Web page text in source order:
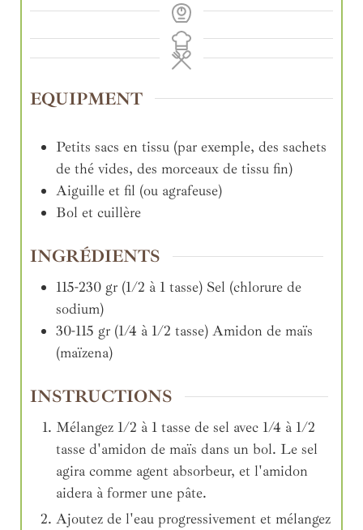
EQUIPMENT
Petits sacs en tissu (par exemple, des sachets
de thé vides, des morceaux de tissu fin)
Aiguille et fil (ou agrafeuse)
Bol et cuillère
INGRÉDIENTS
115-230 gr (1/2 à 1 tasse) Sel (chlorure de
sodium)
30-115 gr (1/4 à 1/2 tasse) Amidon de maïs
(maïzena)
INSTRUCTIONS
Mélangez 1/2 à 1 tasse de sel avec 1/4 à 1/2
tasse d'amidon de maïs dans un bol. Le sel
agira comme agent absorbeur, et l'amidon
aidera à former une pâte.
Ajoutez de l'eau progressivement et mélangez